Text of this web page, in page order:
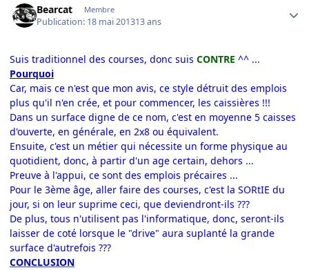
Bearcat Membre
Publication: 18 mai 201313 ans
Suis traditionnel des courses, donc suis CONTRE ^^ ...
Pourquoi
Car, mais ce n'est que mon avis, ce style détruit des emplois
plus qu'il n'en crée, et pour commencer, les caissières !!!
Dans un surface digne de ce nom, c'est en moyenne 5 caisses
d'ouverte, en générale, en 2x8 ou équivalent.
Ensuite, c'est un métier qui nécessite un forme physique au
quotidient, donc, à partir d'un age certain, dehors ...
Preuve à l'appui, ce sont des emplois précaires ...
Pour le 3ème âge, aller faire des courses, c'est la SORtIE du
jour, si on leur suprime ceci, que deviendront-ils ???
De plus, tous n'utilisent pas l'informatique, donc, seront-ils
laisser de coté lorsque le "drive" aura suplanté la grande
surface d'autrefois ???
CONCLUSION